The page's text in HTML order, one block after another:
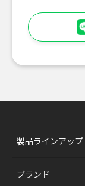
製品ラインアップ
ブランド